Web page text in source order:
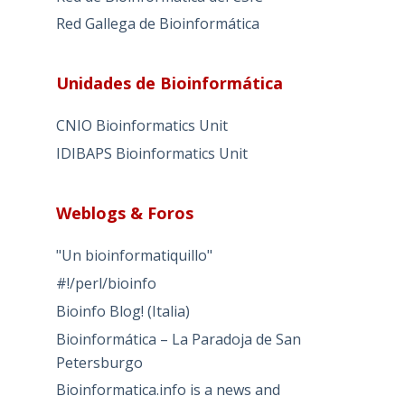
Red Gallega de Bioinformática
Unidades de Bioinformática
CNIO Bioinformatics Unit
IDIBAPS Bioinformatics Unit
Weblogs & Foros
"Un bioinformatiquillo"
#!/perl/bioinfo
Bioinfo Blog! (Italia)
Bioinformática – La Paradoja de San
Petersburgo
Bioinformatica.info is a news and